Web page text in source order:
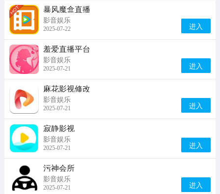
暴风魔盒直播
影音娱乐
2025-07-22 进入
羞爱直播平台
影音娱乐
2025-07-21 进入
麻花影视修改
影音娱乐
2025-07-21 进入
寂静影视
影音娱乐
2025-07-21 进入
污神会所
影音娱乐
2025-07-21 进入